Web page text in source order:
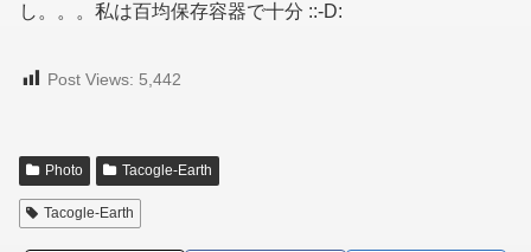
し。。。私は百均保存容器で十分 ::-D:
Post Views: 5,442
Photo Tacogle-Earth
Tacogle-Earth